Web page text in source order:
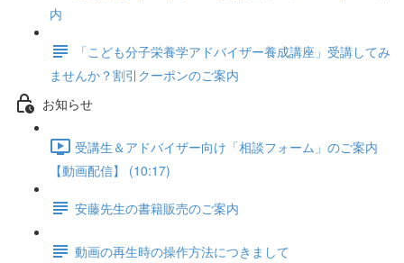
内
「こども分子栄養学アドバイザー養成講座」受講してみ
ませんか？割引クーポンのご案内
お知らせ
受講生＆アドバイザー向け「相談フォーム」のご案内
【動画配信】 (10:17)
安藤先生の書籍販売のご案内
動画の再生時の操作方法につきまして